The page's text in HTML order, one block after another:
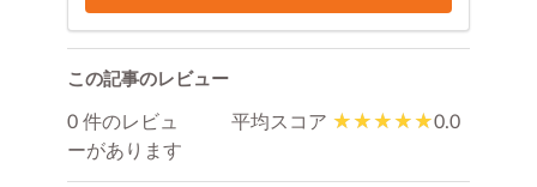
この記事のレビュー
0 件のレビュ
ーがあります
平均スコア 0.0